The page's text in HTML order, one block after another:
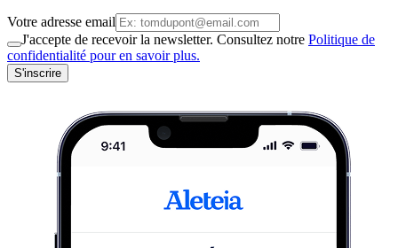
Votre adresse email
J'accepte de recevoir la newsletter. Consultez notre Politique de
confidentialité pour en savoir plus.
S'inscrire